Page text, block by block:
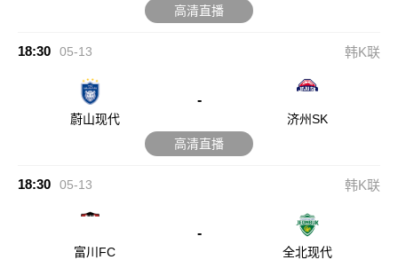
高清直播
18:30 05-13 韩K联
蔚山现代
-
济州SK
高清直播
18:30 05-13 韩K联
富川FC
-
全北现代